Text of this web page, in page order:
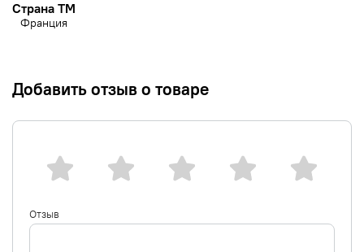
Страна ТМ
Франция
Добавить отзыв о товаре
Отзыв